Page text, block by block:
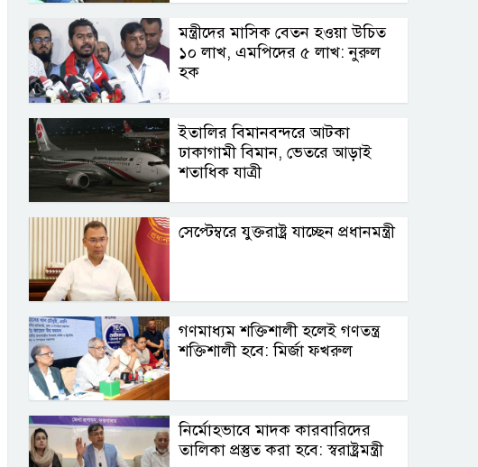
মন্ত্রীদের মাসিক বেতন হওয়া উচিত
১০ লাখ, এমপিদের ৫ লাখ: নুরুল
হক
ইতালির বিমানবন্দরে আটকা
ঢাকাগামী বিমান, ভেতরে আড়াই
শতাধিক যাত্রী
সেপ্টেম্বরে যুক্তরাষ্ট্র যাচ্ছেন প্রধানমন্ত্রী
গণমাধ্যম শক্তিশালী হলেই গণতন্ত্র
শক্তিশালী হবে: মির্জা ফখরুল
নির্মোহভাবে মাদক কারবারিদের
তালিকা প্রস্তুত করা হবে: স্বরাষ্ট্রমন্ত্রী